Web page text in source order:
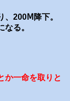
、200Ⅿ降下。
る。
か一命を取りと